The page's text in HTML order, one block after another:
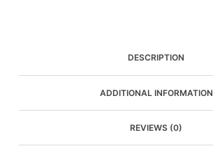
DESCRIPTION
ADDITIONAL INFORMATION
REVIEWS (0)